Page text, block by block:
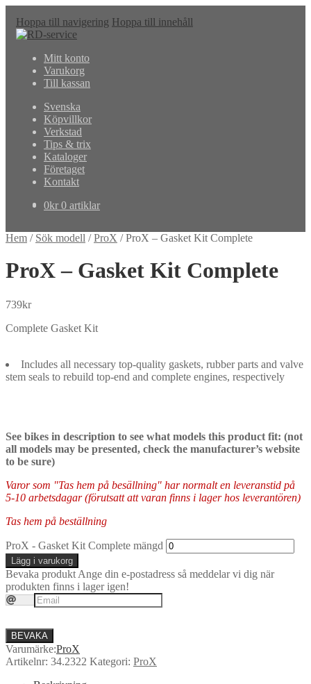
Hoppa till navigering Hoppa till innehåll
Mitt konto
Varukorg
Till kassan
Svenska
Köpvillkor
Verkstad
Tips & trix
Kataloger
Företaget
Kontakt
0kr 0 artiklar
Hem / Sök modell /ProX /ProX – Gasket Kit Complete
ProX – Gasket Kit Complete
739kr
Complete Gasket Kit
Includes all necessary top-quality gaskets, rubber parts and valve
stem seals to rebuild top-end and complete engines, respectively
See bikes in description to see what models this product fit: (not
all models may be presented, check the manufacturer’s website
to be sure)
Varor som "Tas hem på besällning" har normalt en leveranstid på
5-10 arbetsdagar (förutsatt att varan finns i lager hos leverantören)
Tas hem på beställning
ProX - Gasket Kit Complete mängd
Lägg i varukorg
Bevaka produkt Ange din e-postadress så meddelar vi dig när
produkten finns i lager igen!
BEVAKA
Varumärke:ProX
Artikelnr: 34.2322 Kategori: ProX